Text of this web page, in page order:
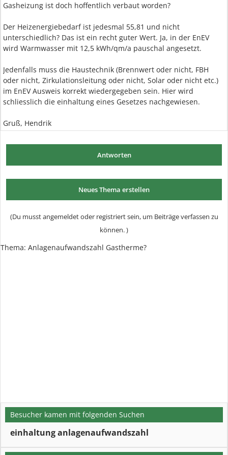
Gasheizung ist doch hoffentlich verbaut worden?
Der Heizenergiebedarf ist jedesmal 55,81 und nicht
unterschiedlich? Das ist ein recht guter Wert. Ja, in der EnEV
wird Warmwasser mit 12,5 kWh/qm/a pauschal angesetzt.
Jedenfalls muss die Haustechnik (Brennwert oder nicht, FBH
oder nicht, Zirkulationsleitung oder nicht, Solar oder nicht etc.)
im EnEV Ausweis korrekt wiedergegeben sein. Hier wird
schliesslich die einhaltung eines Gesetzes nachgewiesen.
Gruß, Hendrik
Antworten
Neues Thema erstellen
(Du musst angemeldet oder registriert sein, um Beiträge verfassen zu
können. )
Thema: Anlagenaufwandszahl Gastherme?
Besucher kamen mit folgenden Suchen
einhaltung anlagenaufwandszahl